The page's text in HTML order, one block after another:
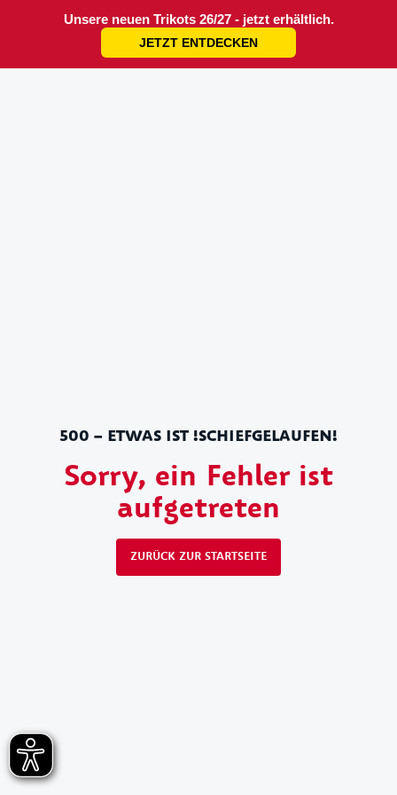
Unsere neuen Trikots 26/27 - jetzt erhältlich.
JETZT ENTDECKEN
500 – ETWAS IST !SCHIEFGELAUFEN!
Sorry, ein Fehler ist
aufgetreten
ZURÜCK ZUR STARTSEITE